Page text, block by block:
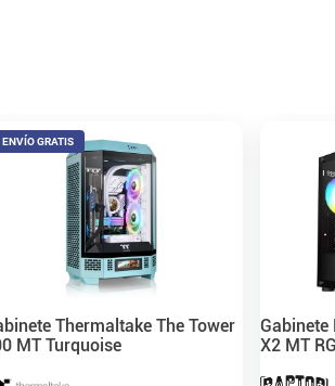
ENVÍO GRATIS
Thermaltake The Tower
MT Turquoise
Gabinete
X2 MT